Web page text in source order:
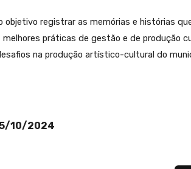
objetivo registrar as memórias e histórias
práticas de gestão e de produção
na produção artístico-cultural do
10/2024